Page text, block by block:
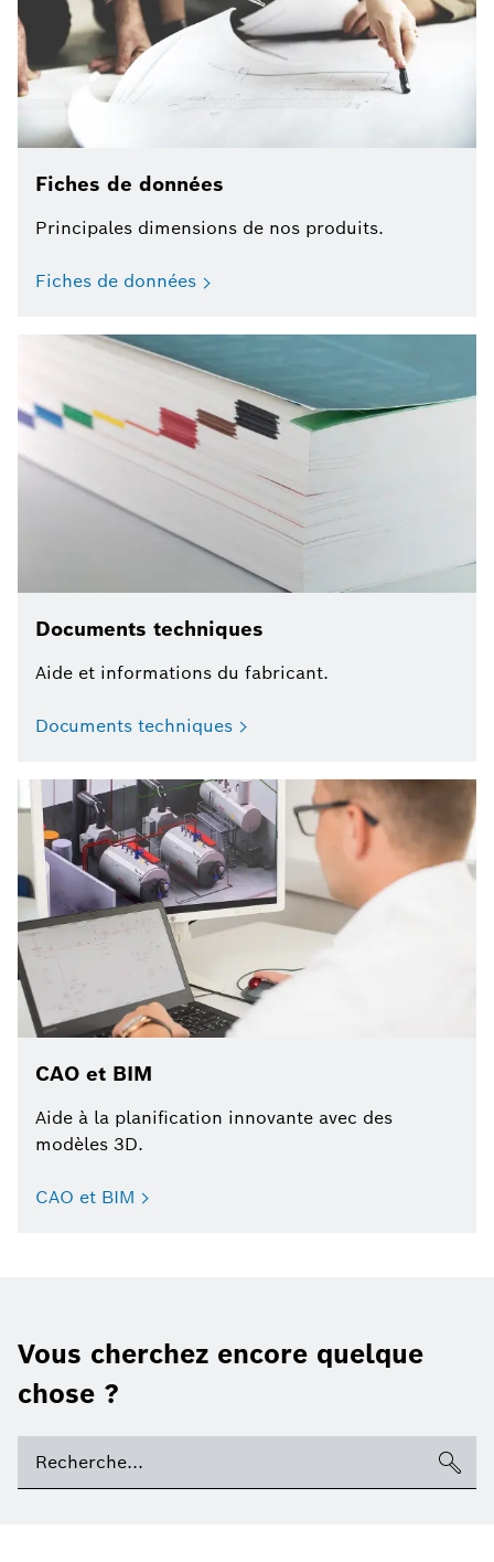
Fiches de données
Principales dimensions de nos produits.
Fiches de données
Documents techniques
Aide et informations du fabricant.
Documents techniques
CAO et BIM
Aide à la planification innovante avec des
modèles 3D.
CAO et BIM
Vous cherchez encore quelque
chose ?